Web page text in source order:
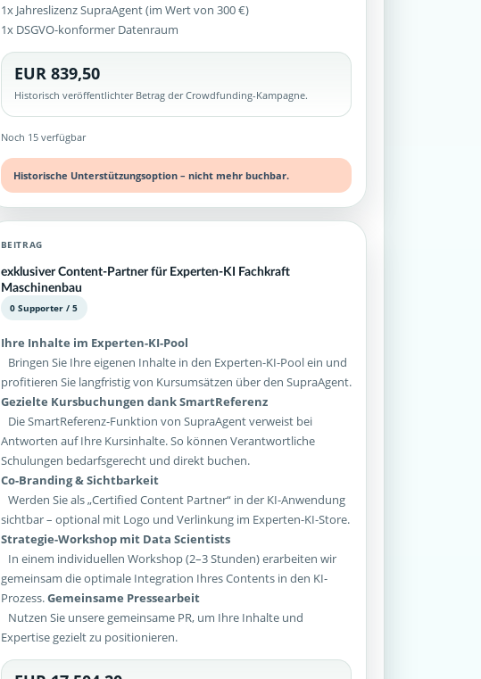
1x Jahreslizenz SupraAgent (im Wert von 300 €)
1x DSGVO-konformer Datenraum
EUR 839,50
Historisch veröffentlichter Betrag der Crowdfunding-Kampagne.
Noch 15 verfügbar
Historische Unterstützungsoption – nicht mehr buchbar.
BEITRAG
exklusiver Content-Partner für Experten-KI Fachkraft
Maschinenbau
0 Supporter / 5
Ihre Inhalte im Experten-KI-Pool
Bringen Sie Ihre eigenen Inhalte in den Experten-KI-Pool ein und
profitieren Sie langfristig von Kursumsätzen über den SupraAgent.
Gezielte Kursbuchungen dank SmartReferenz
Die SmartReferenz-Funktion von SupraAgent verweist bei
Antworten auf Ihre Kursinhalte. So können Verantwortliche
Schulungen bedarfsgerecht und direkt buchen.
Co-Branding & Sichtbarkeit
Werden Sie als „Certified Content Partner“ in der KI-Anwendung
sichtbar – optional mit Logo und Verlinkung im Experten-KI-Store.
Strategie-Workshop mit Data Scientists
In einem individuellen Workshop (2–3 Stunden) erarbeiten wir
gemeinsam die optimale Integration Ihres Contents in den KI-
Prozess.Gemeinsame Pressearbeit
Nutzen Sie unsere gemeinsame PR, um Ihre Inhalte und
Expertise gezielt zu positionieren.